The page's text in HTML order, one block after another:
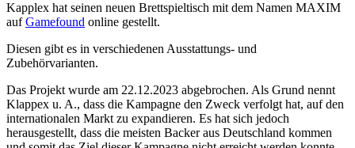
Kapplex hat seinen neuen Brettspieltisch mit dem Namen MAXIM
aufGamefound online gestellt.
Diesen gibt es in verschiedenen Ausstattungs- und
Zubehörvarianten.
Das Projekt wurde am 22.12.2023 abgebrochen. Als Grund nennt
Klappex u. A., dass die Kampagne den Zweck verfolgt hat, auf den
internationalen Markt zu expandieren. Es hat sich jedoch
herausgestellt, dass die meisten Backer aus Deutschland kommen